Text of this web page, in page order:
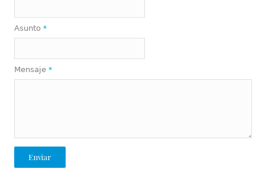
Asunto*
Mensaje*
Enviar